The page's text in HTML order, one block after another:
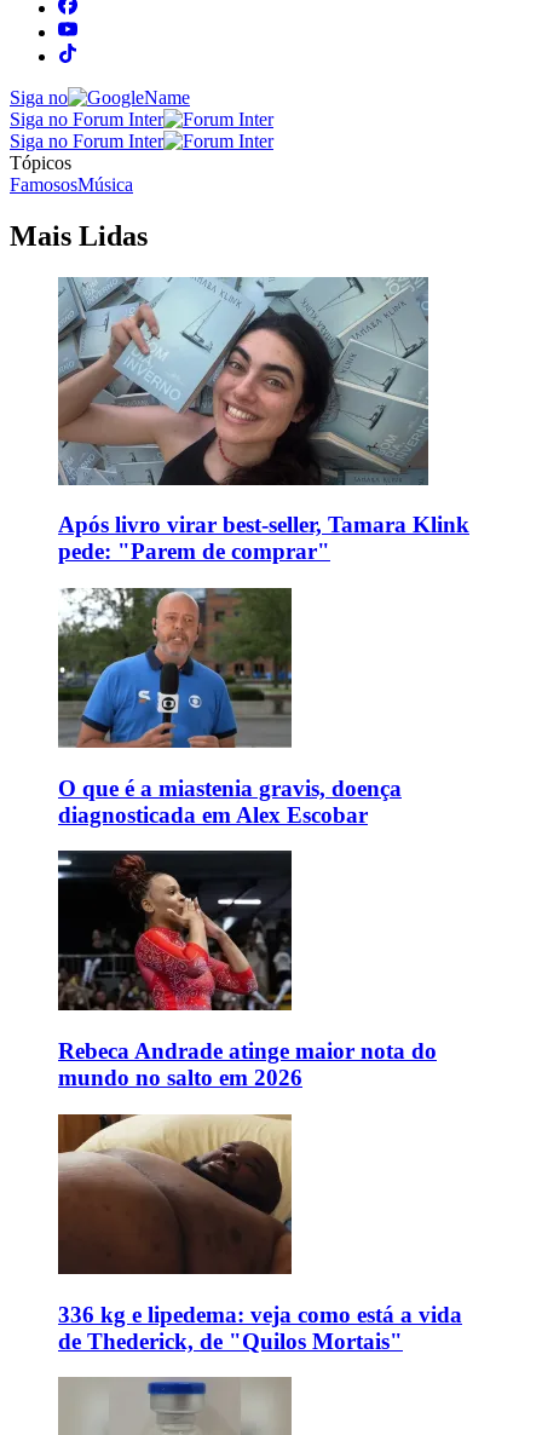
Siga no
Siga no Forum Inter
Siga no Forum Inter
Tópicos
FamososMúsica
Mais Lidas
Após livro virar best-seller, Tamara Klink
pede: "Parem de comprar"
O que é a miastenia gravis, doença
diagnosticada em Alex Escobar
Rebeca Andrade atinge maior nota do
mundo no salto em 2026
336 kg e lipedema: veja como está a vida
de Thederick, de "Quilos Mortais"